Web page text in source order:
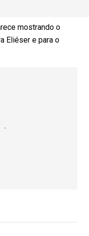
mostrando o
Eliéser e para o